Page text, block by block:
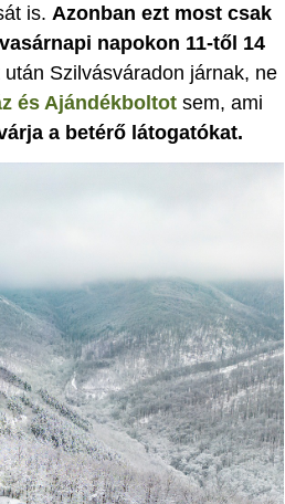
is. Azonban ezt most csak
napokon 11-től 14
Szilvásváradon járnak, ne
és Ajándékboltot sem, ami
a betérő látogatókat.